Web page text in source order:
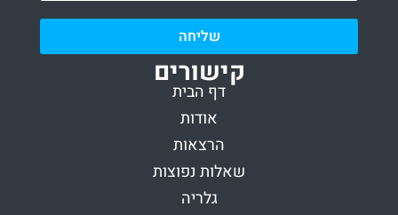
שליחה
קישורים
דף הבית
אודות
הרצאות
שאלות נפוצות
גלריה